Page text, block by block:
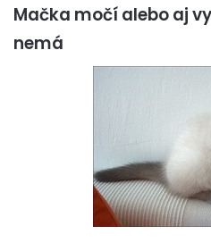
Mačka močí alebo aj
nemá